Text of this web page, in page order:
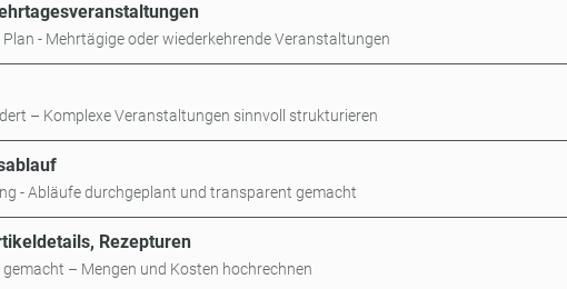
Plan - Mehrtägige oder wiederkehrende Veranstaltungen
– Komplexe Veranstaltungen sinnvoll strukturieren
- Abläufe durchgeplant und transparent gemacht
Rezepturen
gemacht – Mengen und Kosten hochrechnen